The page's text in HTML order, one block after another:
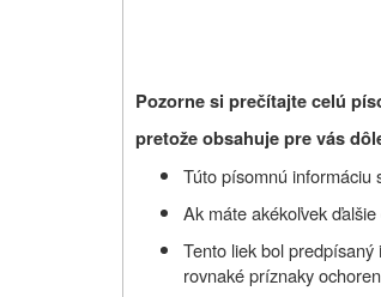
Pozorne si prečítajte celú
pretože obsahuje pre vás
Túto písomnú informáciu
Ak máte akékoľvek
Tento liek bol
rovnaké príznaky